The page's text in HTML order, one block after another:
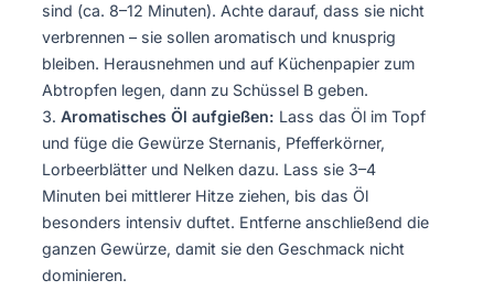
sind (ca. 8–12 Minuten). Achte darauf, dass sie nicht
verbrennen – sie sollen aromatisch und knusprig
bleiben. Herausnehmen und auf Küchenpapier zum
Abtropfen legen, dann zu Schüssel B geben.
Aromatisches Öl aufgießen: Lass das Öl im Topf
und füge die Gewürze Sternanis, Pfefferkörner,
Lorbeerblätter und Nelken dazu. Lass sie 3–4
Minuten bei mittlerer Hitze ziehen, bis das Öl
besonders intensiv duftet. Entferne anschließend die
ganzen Gewürze, damit sie den Geschmack nicht
dominieren.